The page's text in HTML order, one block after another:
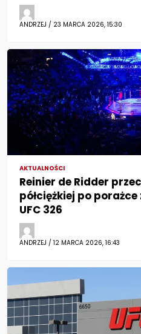
ANDRZEJ / 23 MARCA 2026, 15:30
AKTUALNOŚCI
Reinier de Ridder
półciężkiej po
UFC 326
ANDRZEJ / 12 MARCA 2026, 16:43